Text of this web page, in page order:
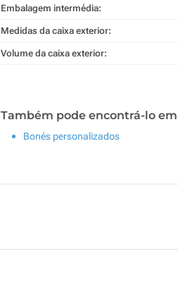
Embalagem intermédia:
Medidas da caixa exterior:
Volume da caixa exterior:
Também pode encontrá-lo em
Bonés personalizados